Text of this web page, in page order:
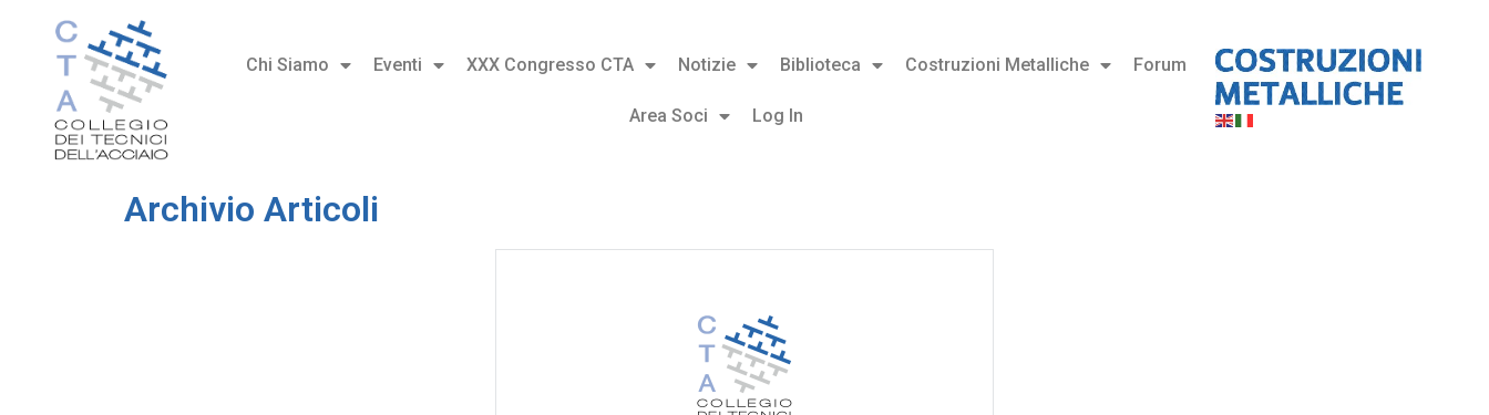
Chi Siamo Eventi XXX Congresso CTA Notizie Biblioteca Costruzioni Metalliche Forum
Area Soci Log In
Archivio Articoli